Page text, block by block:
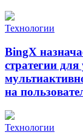
Технологии
BingX
стратегии
на
Технологии